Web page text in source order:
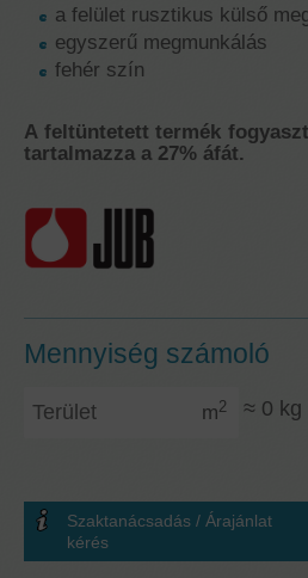
a felület rusztikus külső
egyszerű megmunkálás
fehér szín
A feltüntetett termék
tartalmazza a 27% áfát.
Mennyiség számoló
m2 ≈ 0 kg
Szaktanácsadás / Árajánlat
kérés